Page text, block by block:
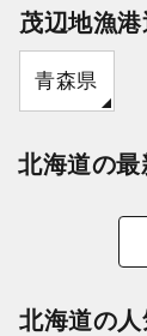
茂辺地漁
青森県
北海道の最
北海道の